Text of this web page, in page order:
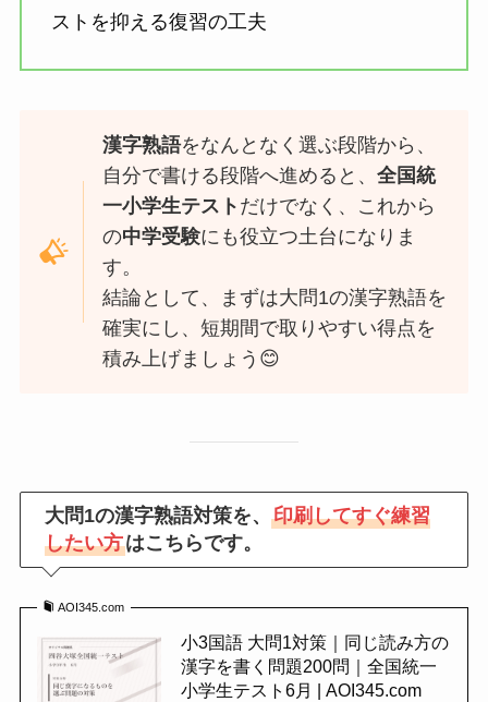
ストを抑える復習の工夫
漢字熟語をなんとなく選ぶ段階から、
自分で書ける段階へ進めると、全国統
一小学生テスト だけでなく、これから
の中学受験にも役立つ土台になりま
す。
結論として、まずは大問1の漢字熟語を
確実にし、短期間で取りやすい得点を
積み上げましょう😊
大問1の漢字熟語対策を、印刷してすぐ練習
したい方はこちらです。
AOI345.com
小3国語 大問1対策｜同じ読み方の
漢字を書く問題200問｜全国統一
小学生テスト6月 | AOI345.com